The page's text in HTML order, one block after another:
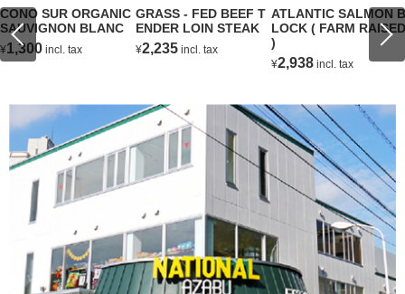
CONO SUR ORGANIC
SAUVIGNON BLANC
¥1,300 incl. tax
GRASS - FED BEEF T
ENDER LOIN STEAK
¥2,235 incl. tax
ATLANTIC SALMON B
LOCK ( FARM RAISED
)
¥2,938 incl. tax